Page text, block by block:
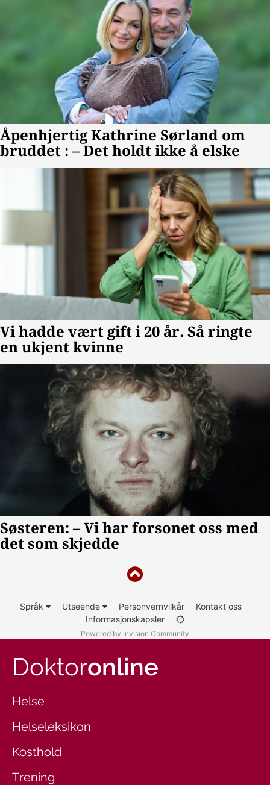
Språk Utseende Personvernvilkår
Kontakt oss
Informasjonskapsler
Powered by Invision Community
Doktoronline
Helse
Helseleksikon
Kosthold
Trening